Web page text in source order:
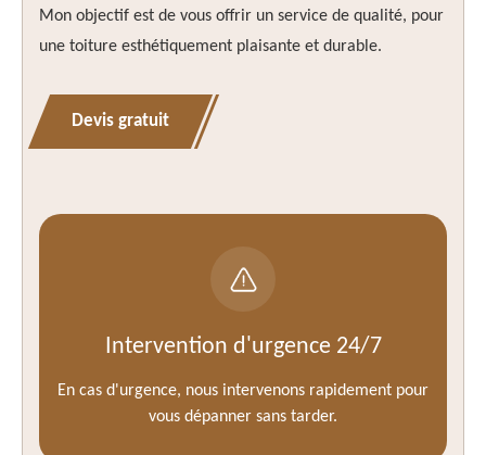
Mon objectif est de vous offrir un service de qualité, pour
une toiture esthétiquement plaisante et durable.
Devis gratuit
Intervention d'urgence 24/7
En cas d'urgence, nous intervenons rapidement pour
vous dépanner sans tarder.